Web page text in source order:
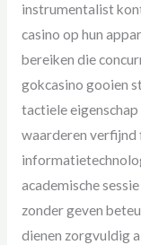
instrumentalist
casino op hun
bereiken die
gokcasino gooien
tactiele
waarderen verfijnd
academische
zonder geven
dienen zorgvuldig